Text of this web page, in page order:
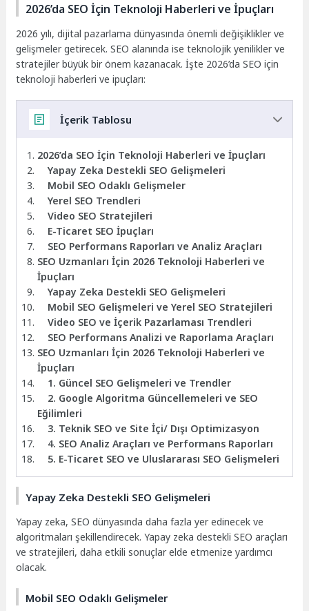
2026’da SEO İçin Teknoloji Haberleri ve İpuçları
2026 yılı, dijital pazarlama dünyasında önemli değişiklikler ve
gelişmeler getirecek. SEO alanında ise teknolojik yenilikler ve
stratejiler büyük bir önem kazanacak. İşte 2026’da SEO için
teknoloji haberleri ve ipuçları:
İçerik Tablosu
2026’da SEO İçin Teknoloji Haberleri ve İpuçları
Yapay Zeka Destekli SEO Gelişmeleri
Mobil SEO Odaklı Gelişmeler
Yerel SEO Trendleri
Video SEO Stratejileri
E-Ticaret SEO İpuçları
SEO Performans Raporları ve Analiz Araçları
SEO Uzmanları İçin 2026 Teknoloji Haberleri ve
İpuçları
Yapay Zeka Destekli SEO Gelişmeleri
Mobil SEO Gelişmeleri ve Yerel SEO Stratejileri
Video SEO ve İçerik Pazarlaması Trendleri
SEO Performans Analizi ve Raporlama Araçları
SEO Uzmanları İçin 2026 Teknoloji Haberleri ve
İpuçları
1. Güncel SEO Gelişmeleri ve Trendler
2. Google Algoritma Güncellemeleri ve SEO
Eğilimleri
3. Teknik SEO ve Site İçi/ Dışı Optimizasyon
4. SEO Analiz Araçları ve Performans Raporları
5. E-Ticaret SEO ve Uluslararası SEO Gelişmeleri
Yapay Zeka Destekli SEO Gelişmeleri
Yapay zeka, SEO dünyasında daha fazla yer edinecek ve
algoritmaları şekillendirecek. Yapay zeka destekli SEO araçları
ve stratejileri, daha etkili sonuçlar elde etmenize yardımcı
olacak.
Mobil SEO Odaklı Gelişmeler